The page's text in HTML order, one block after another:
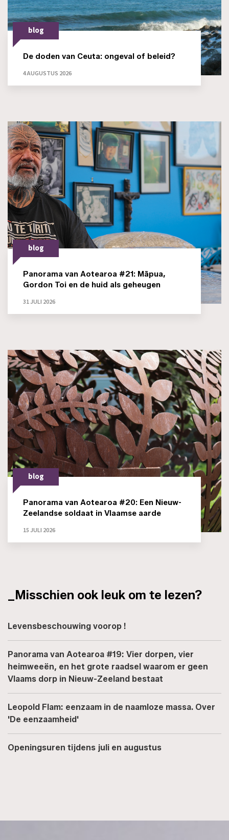
blog
De doden van Ceuta: ongeval of beleid?
4 AUGUSTUS 2026
blog
Panorama van Aotearoa #21: Māpua,
Gordon Toi en de huid als geheugen
31 JULI 2026
blog
Panorama van Aotearoa #20: Een Nieuw-
Zeelandse soldaat in Vlaamse aarde
15 JULI 2026
_Misschien ook leuk om te lezen?
Levensbeschouwing voorop !
Panorama van Aotearoa #19: Vier dorpen, vier
heimweeën, en het grote raadsel waarom er geen
Vlaams dorp in Nieuw-Zeeland bestaat
Leopold Flam: eenzaam in de naamloze massa. Over
'De eenzaamheid'
Openingsuren tijdens juli en augustus